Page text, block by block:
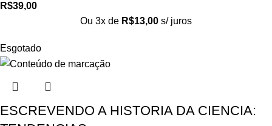
R$39,00
Ou 3x de R$13,00 s/ juros
Esgotado
ESCREVENDO A HISTORIA DA CIENCIA: